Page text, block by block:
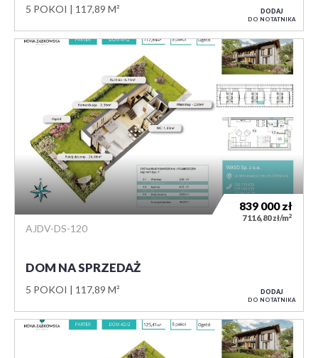
5 POKOI 117,89 M² DODAJ
DO NOTATNIKA
AJDV-DS-120
DOM NA SPRZEDAŻ
5 POKOI 117,89 M²
839 000zł
7 116,80 zł/m2
DODAJ
DO NOTATNIKA